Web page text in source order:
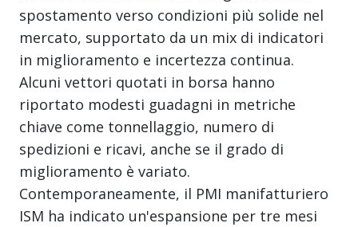
spostamento verso condizioni più solide nel
mercato, supportato da un mix di indicatori
in miglioramento e incertezza continua.
Alcuni vettori quotati in borsa hanno
riportato modesti guadagni in metriche
chiave come tonnellaggio, numero di
spedizioni e ricavi, anche se il grado di
miglioramento è variato.
Contemporaneamente, il PMI manifatturiero
ISM ha indicato un'espansione per tre mesi